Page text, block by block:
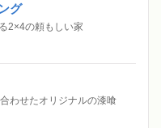
グ
2×4の頼もしい家
わせたオリジナルの漆喰